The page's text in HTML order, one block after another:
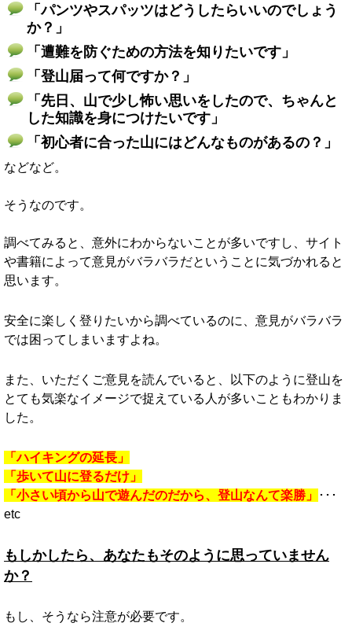
「パンツやスパッツはどうしたらいいのでしょう
か？」
「遭難を防ぐための方法を知りたいです」
「登山届って何ですか？」
「先日、山で少し怖い思いをしたので、ちゃんと
した知識を身につけたいです」
「初心者に合った山にはどんなものがあるの？」
などなど。
そうなのです。
調べてみると、意外にわからないことが多いですし、サイト
や書籍によって意見がバラバラだということに気づかれると
思います。
安全に楽しく登りたいから調べているのに、意見がバラバラ
では困ってしまいますよね。
また、いただくご意見を読んでいると、以下のように登山を
とても気楽なイメージで捉えている人が多いこともわかりま
した。
「ハイキングの延長」
「歩いて山に登るだけ」
「小さい頃から山で遊んだのだから、登山なんて楽勝」
･･･
etc
もしかしたら、あなたもそのように思っていません
か？
もし、そうなら注意が必要です。